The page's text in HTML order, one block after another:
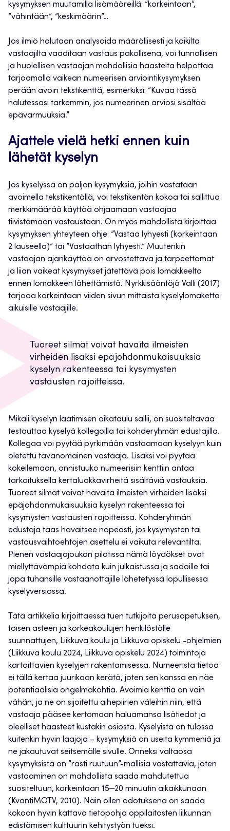
kysymyksen muutamilla lisämääreillä: ”korkeintaan”,
”vähintään”, ”keskimäärin”…
Jos ilmiö halutaan analysoida määrällisesti ja kaikilta
vastaajilta vaaditaan vastaus pakollisena, voi tunnollisen
ja huolellisen vastaajan mahdollisia haasteita helpottaa
tarjoamalla vaikean numeerisen arviointikysymyksen
perään avoin tekstikenttä, esimerkiksi: ”Kuvaa tässä
halutessasi tarkemmin, jos numeerinen arviosi sisältää
epävarmuuksia.”
Ajattele vielä hetki ennen kuin
lähetät kyselyn
Jos kyselyssä on paljon kysymyksiä, joihin vastataan
avoimella tekstikentällä, voi tekstikentän kokoa tai sallittua
merkkimäärää käyttää ohjaamaan vastaajaa
tiivistämään vastaustaan. On myös mahdollista kirjoittaa
kysymyksen yhteyteen ohje: ”Vastaa lyhyesti (korkeintaan
2 lauseella)” tai ”Vastaathan lyhyesti.” Muutenkin
vastaajan ajankäyttöä on arvostettava ja tarpeettomat
ja liian vaikeat kysymykset jätettävä pois lomakkeelta
ennen lomakkeen lähettämistä. Nyrkkisääntöjä Valli (2017)
tarjoaa korkeintaan viiden sivun mittaista kyselylomaketta
aikuisille vastaajille.
Tuoreet silmät voivat havaita ilmeisten
virheiden lisäksi epäjohdonmukaisuuksia
kyselyn rakenteessa tai kysymysten
vastausten rajoitteissa.
Mikäli kyselyn laatimisen aikataulu sallii, on suositeltavaa
testauttaa kyselyä kollegoilla tai kohderyhmän edustajilla.
Kollegaa voi pyytää pyrkimään vastaamaan kyselyyn kuin
oletettu tavanomainen vastaaja. Lisäksi voi pyytää
kokeilemaan, onnistuuko numeerisiin kenttiin antaa
tarkoituksella kertaluokkavirheitä sisältäviä vastauksia.
Tuoreet silmät voivat havaita ilmeisten virheiden lisäksi
epäjohdonmukaisuuksia kyselyn rakenteessa tai
kysymysten vastausten rajoitteissa. Kohderyhmän
edustaja taas havaitsee nopeasti, jos kysymysten tai
vastausvaihtoehtojen asettelu ei vaikuta relevantilta.
Pienen vastaajajoukon pilotissa nämä löydökset ovat
miellyttävämpiä kohdata kuin julkaistussa ja sadoille tai
jopa tuhansille vastaanottajille lähetetyssä lopullisessa
kyselyversiossa.
Tätä artikkelia kirjoittaessa tuen tutkijoita perusopetuksen,
toisen asteen ja korkeakoulujen henkilöstölle
suunnattujen, Liikkuva koulu ja Liikkuva opiskelu -ohjelmien
(Liikkuva koulu 2024, Liikkuva opiskelu 2024) toimintoja
kartoittavien kyselyjen rakentamisessa. Numeerista tietoa
ei tällä kertaa juurikaan kerätä, joten sen kanssa en näe
potentiaalisia ongelmakohtia. Avoimia kenttiä on vain
vähän, ja ne on sijoitettu aihepiirien väleihin niin, että
vastaaja pääsee kertomaan haluamansa lisätiedot ja
oleelliset haasteet kustakin osiosta. Kyselyistä on tulossa
kuitenkin hyvin laajoja – kysymyksiä on useita kymmeniä ja
ne jakautuvat seitsemälle sivulle. Onneksi valtaosa
kysymyksistä on ”rasti ruutuun”-mallisia vastattavia, joten
vastaaminen on mahdollista saada mahdutettua
suositeltuun, korkeintaan 15‒20 minuutin aikaikkunaan
(KvantiMOTV, 2010). Näin ollen odotuksena on saada
kokoon hyvin kattava tietopohja oppilaitosten liikunnan
edistämisen kulttuurin kehitystyön tueksi.